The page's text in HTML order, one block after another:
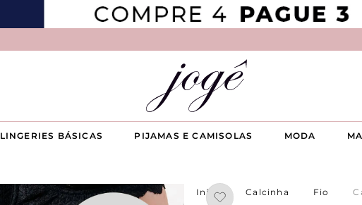
LINGERIES BÁSICAS PIJAMAS E CAMISOLAS MODA
Calcinha Fio